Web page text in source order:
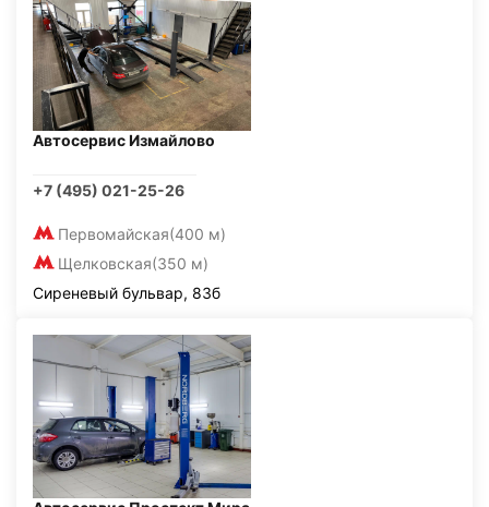
Автосервис Измайлово
+7 (495) 021-25-26
Первомайская(400 м)
Щелковская(350 м)
Сиреневый бульвар, 83б